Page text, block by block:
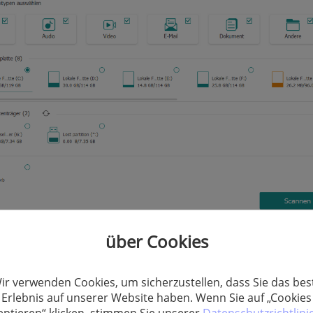
die Dateienwiederherstellung Software.
Datenträger oder externe Festplatte aus.
auf Scannen und suchen Sie nach der gelöschten
über Cookies
verwenden Cookies, um sicherzustellen, dass Sie das
Erlebnis auf unserer Website haben. Wenn Sie auf „Cookies